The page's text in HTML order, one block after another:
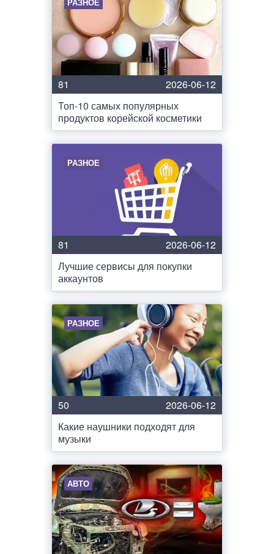
81
2026-06-12
Топ-10 самых популярных
продуктов корейской косметики
РАЗНОЕ
81
2026-06-12
Лучшие сервисы для покупки
аккаунтов
РАЗНОЕ
50
2026-06-12
Какие наушники подходят для
музыки
АВТО